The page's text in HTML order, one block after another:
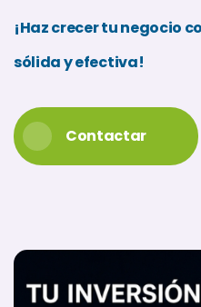
¡Haz crecer tu negocio
sólida y efectiva!
Contactar